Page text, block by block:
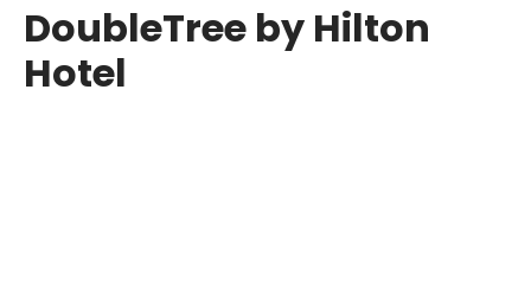
DoubleTree by Hilton
Hotel